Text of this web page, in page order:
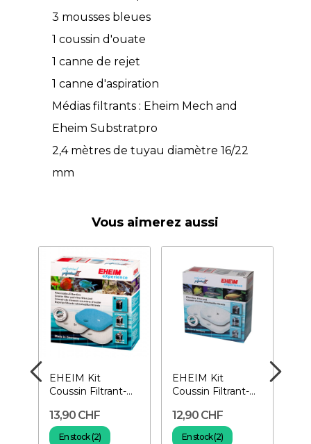
3 mousses bleues
1 coussin d'ouate
1 canne de rejet
1 canne d'aspiration
Médias filtrants : Eheim Mech and
Eheim Substratpro
2,4 mètres de tuyau diamètre 16/22
mm
Vous aimerez aussi
EHEIM Kit
Coussin Filtrant-
eXperience
150/250
13,90 CHF
En stock (2)
EHEIM Kit
Coussin Filtrant-
eXperience 350
12,90 CHF
En stock (2)